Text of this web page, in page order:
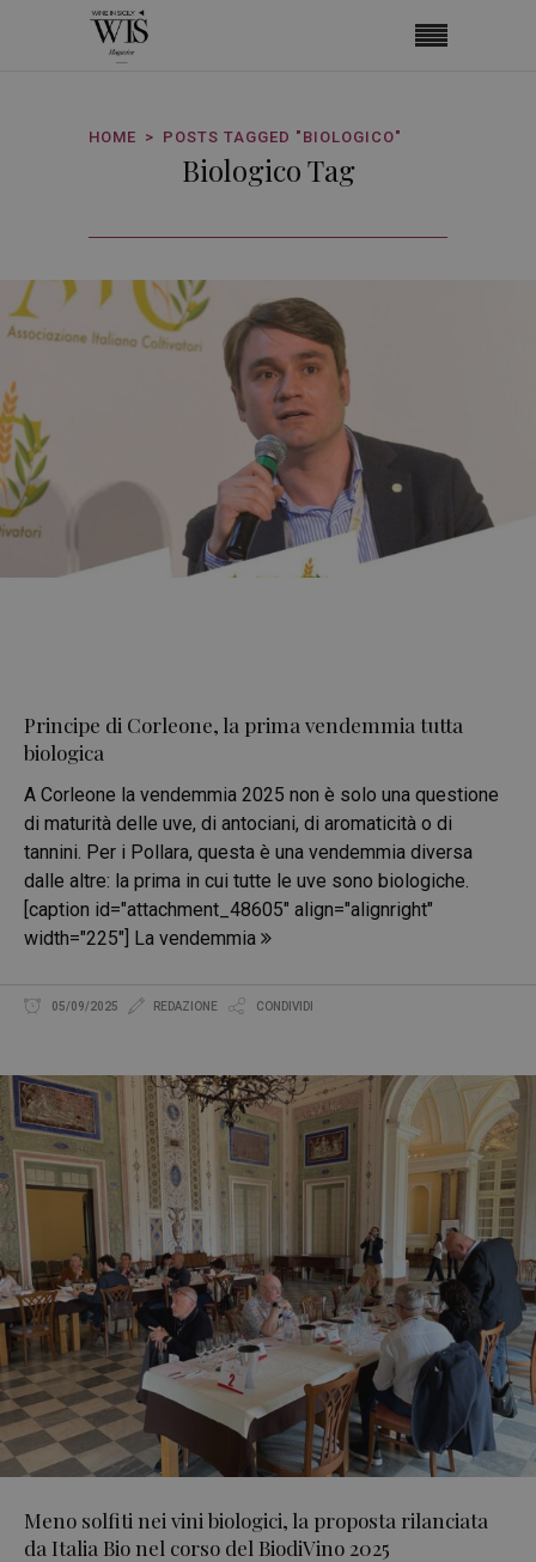
HOME POSTS TAGGED "BIOLOGICO"
Biologico Tag
Principe di Corleone, la prima vendemmia tutta
biologica
A Corleone la vendemmia 2025 non è solo una questione
di maturità delle uve, di antociani, di aromaticità o di
tannini. Per i Pollara, questa è una vendemmia diversa
dalle altre: la prima in cui tutte le uve sono biologiche.
[caption id="attachment_48605" align="alignright"
width="225"] La vendemmia
05/09/2025 REDAZIONE CONDIVIDI
Meno solfiti nei vini biologici, la proposta rilanciata
da Italia Bio nel corso del BiodiVino 2025